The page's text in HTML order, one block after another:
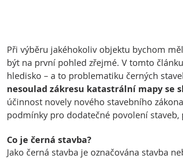
Při výběru jakéhokoliv objektu bychom
být na první pohled zřejmé. V tomto
hledisko – a to problematiku černých
nesoulad zákresu katastrální mapy se
účinnost novely nového stavebního
podmínky pro dodatečné povolení
Co je černá stavba?
Jako černá stavba je označována stavba